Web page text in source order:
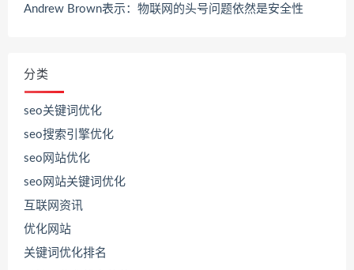
Andrew Brown表示：物联网的头号问题依然是安全性
分类
seo关键词优化
seo搜索引擎优化
seo网站优化
seo网站关键词优化
互联网资讯
优化网站
关键词优化排名